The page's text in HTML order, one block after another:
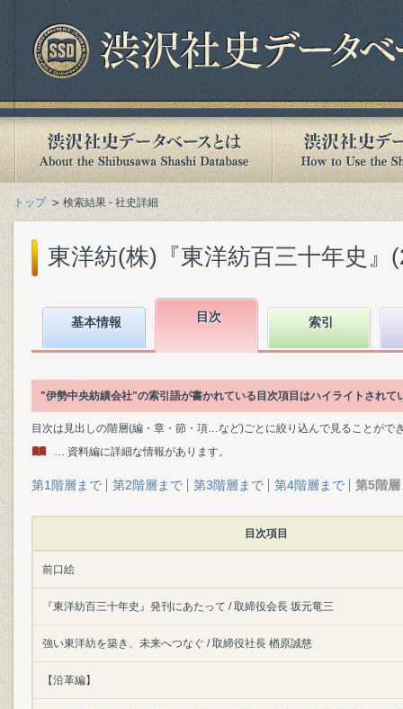
トップ 検索結果 - 社史詳細
東洋紡(株)『東洋紡百三十年史』
基本情報 目次 索引
"伊勢中央紡績会社"の索引語が書かれている目次項目はハイライトされて
目次は見出しの階層(編・章・節・項…など)ごとに絞り込んで見ることがで
… 資料編に詳細な情報があります。
第1階層まで 第2階層まで 第3階層まで 第4階層まで 第5階層
目次項目
前口絵
『東洋紡百三十年史』発刊にあたって / 取締役会長 坂元竜三
強い東洋紡を築き、未来へつなぐ / 取締役社長 楢原誠慈
【沿革編】